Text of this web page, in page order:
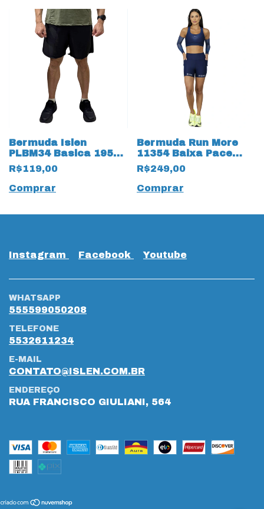
Bermuda Islen
PLBM34 Basica 19503
Preta com Bolsos
R$119,00
Comprar
Bermuda Run More
11354 Baixa Pace
Azul
R$249,00
Comprar
Instagram Facebook Youtube
WHATSAPP
555599050208
TELEFONE
5532611234
E-MAIL
CONTATO@ISLEN.COM.BR
ENDEREÇO
RUA FRANCISCO GIULIANI, 564